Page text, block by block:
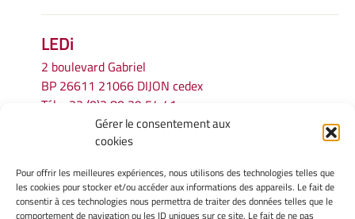
Gérer le consentement aux
cookies
Pour offrir les meilleures expériences, nous utilisons des technologies telles que
les cookies pour stocker et/ou accéder aux informations des appareils. Le fait de
consentir à ces technologies nous permettra de traiter des données telles que le
comportement de navigation ou les ID uniques sur ce site. Le fait de ne pas
LEDi
2 boulevard Gabriel
BP 26611 21066 DIJON cedex
Tél.
+33 (0)3 80 39 54 41
secretariat.ledi@u-bourgogne.fr
INFORMATIONS LÉGALES
Mentions légales